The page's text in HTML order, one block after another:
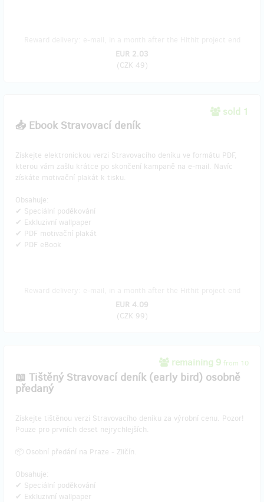
EUR 2.03
(CZK 49)
sold 1
📥 Ebook Stravovací deník
Získejte elektronickou verzi Stravovacího deníku ve formátu PDF,
kterou vám zašlu krátce po skončení kampaně na e-mail. Navíc
získáte motivační plakát k tisku.
Obsahuje:
✔ Speciální poděkování
✔ Exkluzivní wallpaper
✔ PDF motivační plakát
✔ PDF eBook
EUR 4.09
(CZK 99)
remaining 9 from 10
📖 Tištěný Stravovací deník (early bird) osobně
předaný
​Získejte tištěnou verzi Stravovacího deníku za výrobní cenu. Pozor!
Pouze pro prvních deset nejrychlejších.
📦 Osobní předání na Praze - Zličín.
Obsahuje:
✔ Speciální poděkování
✔ Exkluzivní wallpaper